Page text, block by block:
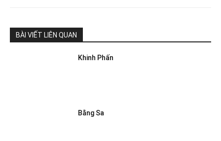
BÀI VIẾT LIÊN QUAN
Khinh Phấn
Bằng Sa